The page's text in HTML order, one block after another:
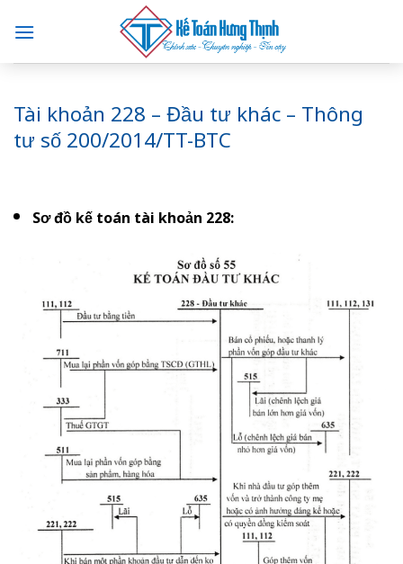
content
Tài khoản 228 – Đầu tư khác – Thông
tư số 200/2014/TT-BTC
Sơ đồ kế toán tài khoản 228: